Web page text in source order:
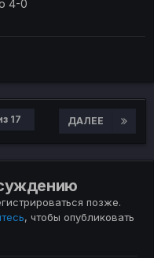
4-0
ДАЛЕЕ
17
позже.
, чтобы опубликовать